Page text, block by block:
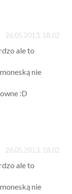
26.05.2013, 18:02
ale to
nie
:D
26.05.2013, 18:02
ale to
nie